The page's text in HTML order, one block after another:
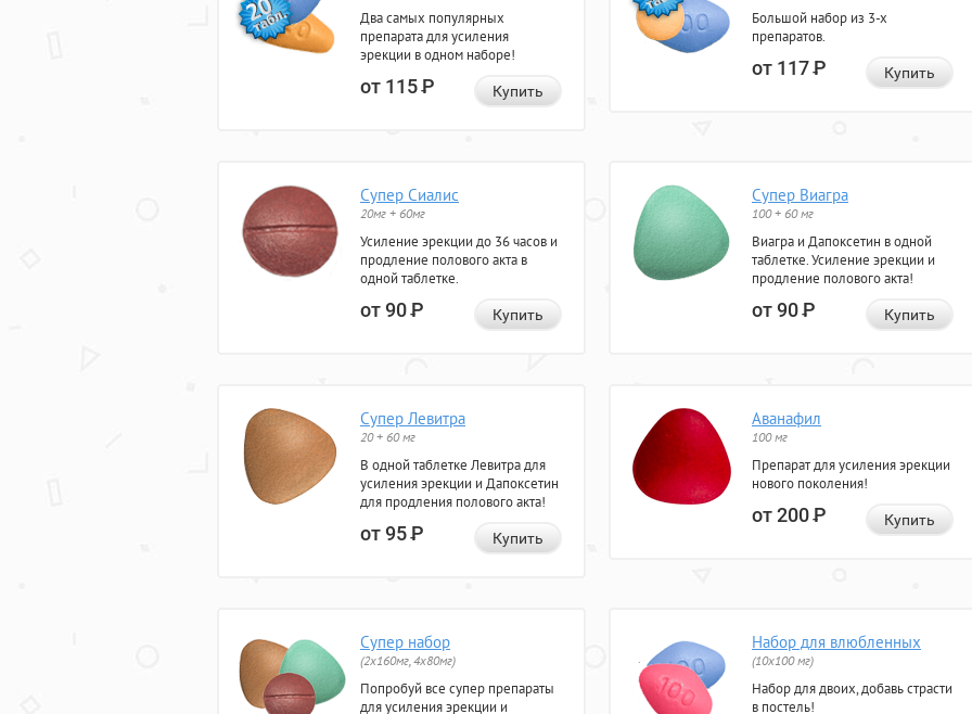
Два самых популярных
препарата для усиления
эрекции в одном наборе!
от 115Р Купить
Большой набор из 3-х
препаратов.
от 117Р Купить
Супер Сиалис
20мг + 60мг
Усиление эрекции до 36 часов и
продление полового акта в
одной таблетке.
от 90Р Купить
Супер Виагра
100 + 60 мг
Виагра и Дапоксетин в одной
таблетке. Усиление эрекции и
продление полового акта!
от 90Р Купить
Супер Левитра
20 + 60 мг
В одной таблетке Левитра для
усиления эрекции и Дапоксетин
для продления полового акта!
от 95Р Купить
Аванафил
100 мг
Препарат для усиления эрекции
нового поколения!
от 200Р Купить
Супер набор
(2х160мг, 4х80мг)
Попробуй все супер препараты
для усиления эрекции и
Набор для влюбленных
(10х100 мг)
Набор для двоих, добавь страсти
в постель!